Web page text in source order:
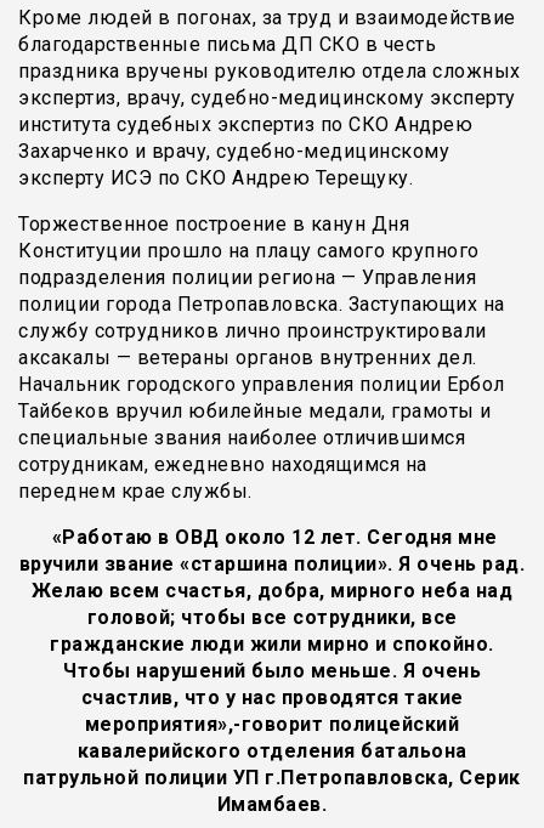
Кроме людей в погонах, за труд и взаимодействие
благодарственные письма ДП СКО в честь
праздника вручены руководителю отдела сложных
экспертиз, врачу, судебно-медицинскому эксперту
института судебных экспертиз по СКО Андрею
Захарченко и врачу, судебно-медицинскому
эксперту ИСЭ по СКО Андрею Терещуку.
Торжественное построение в канун Дня
Конституции прошло на плацу самого крупного
подразделения полиции региона — Управления
полиции города Петропавловска. Заступающих на
службу сотрудников лично проинструктировали
аксакалы — ветераны органов внутренних дел.
Начальник городского управления полиции Ербол
Тайбеков вручил юбилейные медали, грамоты и
специальные звания наиболее отличившимся
сотрудникам, ежедневно находящимся на
переднем крае службы.
«Работаю в ОВД около 12 лет. Сегодня мне
вручили звание «старшина полиции». Я очень рад.
Желаю всем счастья, добра, мирного неба над
головой; чтобы все сотрудники, все
гражданские люди жили мирно и спокойно.
Чтобы нарушений было меньше. Я очень
счастлив, что у нас проводятся такие
мероприятия»,-говорит полицейский
кавалерийского отделения батальона
патрульной полиции УП г.Петропавловска, Серик
Имамбаев.